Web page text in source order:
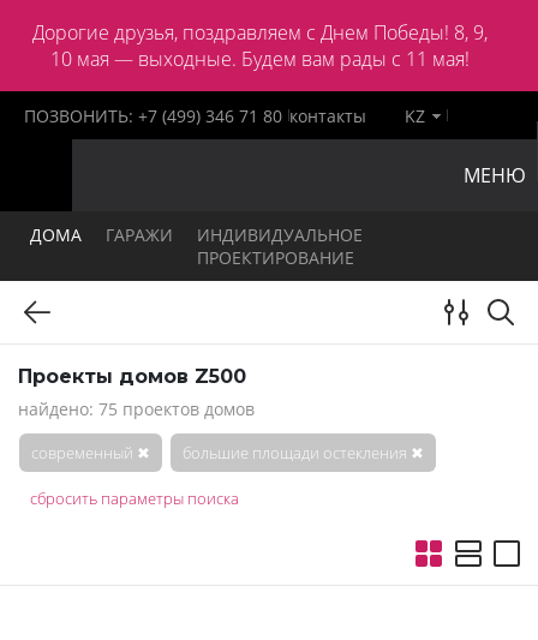
Дорогие друзья, поздравляем с Днем Победы! 8, 9,
10 мая — выходные. Будем вам рады с 11 мая!
ПОЗВОНИТЬ: +7 (499) 346 71 80 контакты KZ
МЕНЮ
ДОМА ГАРАЖИ
ИНДИВИДУАЛЬНОЕ
ПРОЕКТИРОВАНИЕ
Проекты домов Z500
найдено: 75 проектов домов
современный ✖ большие площади остекления ✖
сбросить параметры поиска